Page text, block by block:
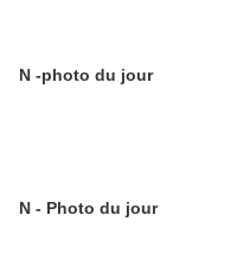
N -photo du jour
N - Photo du jour